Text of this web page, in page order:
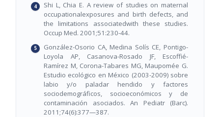
Shi L, Chia E. A review of studies on maternal
occupationalexposures and birth defects, and
the limitations associatedwith these studies.
Occup Med. 2001;51:230-44.
González-Osorio CA, Medina Solís CE, Pontigo-
Loyola AP, Casanova-Rosado JF, Escoffié-
Ramírez M, Corona-Tabares MG, Maupomée G.
Estudio ecológico en México (2003-2009) sobre
labio y/o paladar hendido y factores
sociodemográficos, socioeconómicos y de
contaminación asociados. An Pediatr (Barc).
2011;74(6):377—387.